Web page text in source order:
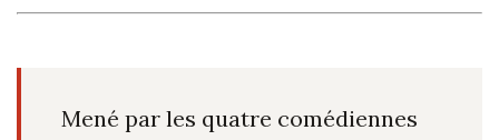
Mené par les quatre comédiennes